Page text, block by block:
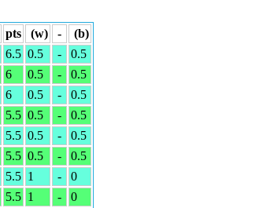
pts (w) -
(b)
6.5 0.5 -
0.5
6 0.5 -
0.5
6 0.5 -
0.5
5.5 0.5 -
0.5
5.5 0.5 -
0.5
5.5 0.5 -
0.5
5.5 1 -
0
5.5 1 -
0